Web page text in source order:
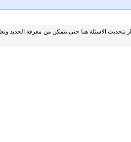
بتحديث الاسئلة هنا حتى تتمكن من معرفة الجديد